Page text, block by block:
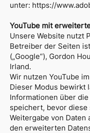
unter: https://
YouTube mit
Unsere Website nutzt
Betreiber der Seiten
(„Google“), Gordon
Irland.
Wir nutzen YouTube
Dieser Modus bewirkt
Informationen über
speichert, bevor diese
Weitergabe von Daten
den erweiterten